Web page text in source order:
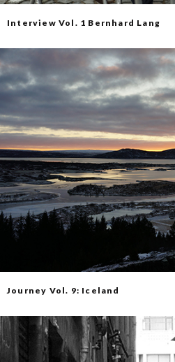
Interview Vol. 1 Bernhard Lang
Journey Vol. 9: Iceland